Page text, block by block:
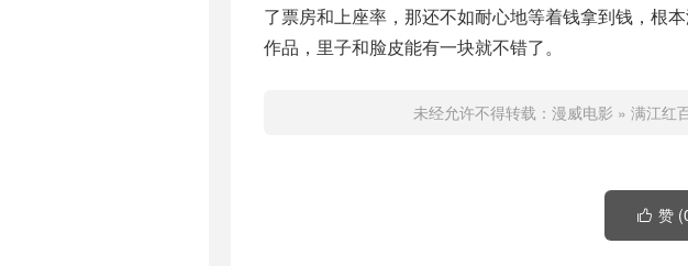
了票房和上座率，那还不如耐心地等着钱拿到钱，根
作品，里子和脸皮能有一块就不错了。
未经允许不得转载： 漫威电影 » 满江红
 赞 (